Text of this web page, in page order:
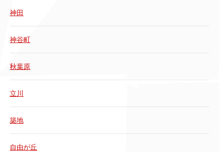
神田
神谷町
秋葉原
立川
築地
自由が丘